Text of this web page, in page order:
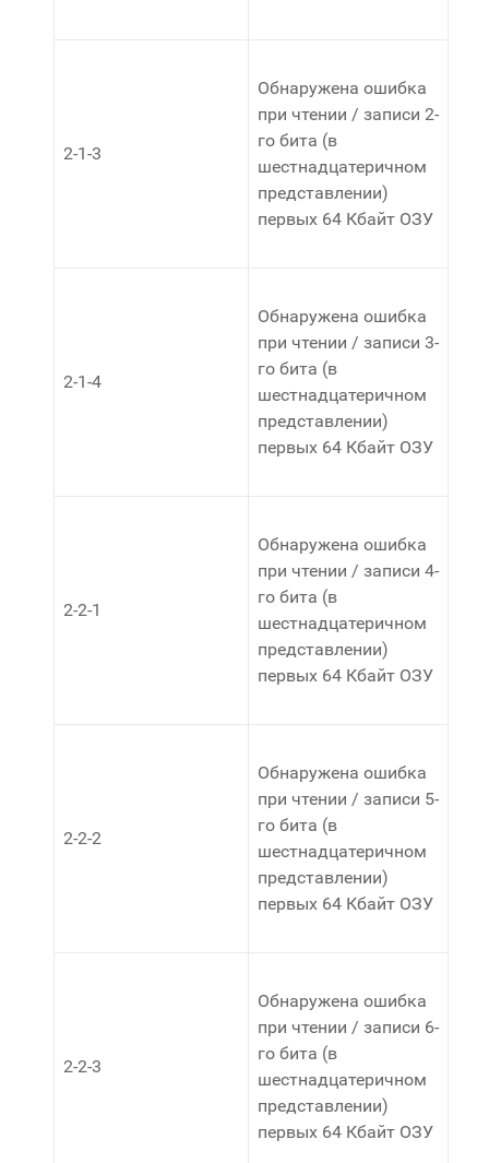
2-1-3
Обнаружена ошибка
при чтении / записи 2-
го бита (в
шестнадцатеричном
представлении)
первых 64 Кбайт ОЗУ
2-1-4
Обнаружена ошибка
при чтении / записи 3-
го бита (в
шестнадцатеричном
представлении)
первых 64 Кбайт ОЗУ
2-2-1
Обнаружена ошибка
при чтении / записи 4-
го бита (в
шестнадцатеричном
представлении)
первых 64 Кбайт ОЗУ
2-2-2
Обнаружена ошибка
при чтении / записи 5-
го бита (в
шестнадцатеричном
представлении)
первых 64 Кбайт ОЗУ
2-2-3
Обнаружена ошибка
при чтении / записи 6-
го бита (в
шестнадцатеричном
представлении)
первых 64 Кбайт ОЗУ